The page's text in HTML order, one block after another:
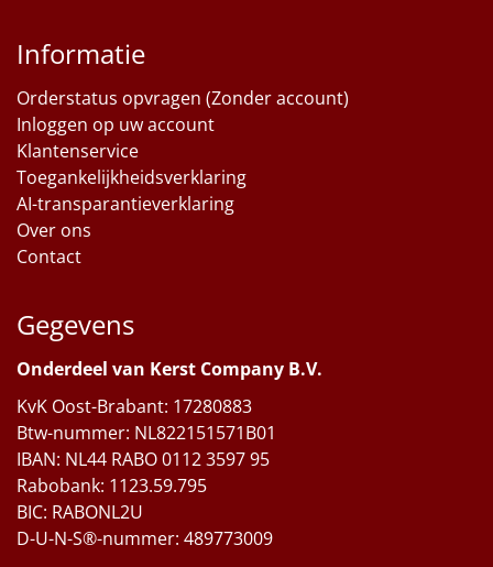
Informatie
Orderstatus opvragen (Zonder account)
Inloggen op uw account
Klantenservice
Toegankelijkheidsverklaring
AI-transparantieverklaring
Over ons
Contact
Gegevens
Onderdeel van Kerst Company B.V.
KvK Oost-Brabant: 17280883
Btw-nummer: NL822151571B01
IBAN: NL44 RABO 0112 3597 95
Rabobank: 1123.59.795
BIC: RABONL2U
D-U-N-S®-nummer: 489773009